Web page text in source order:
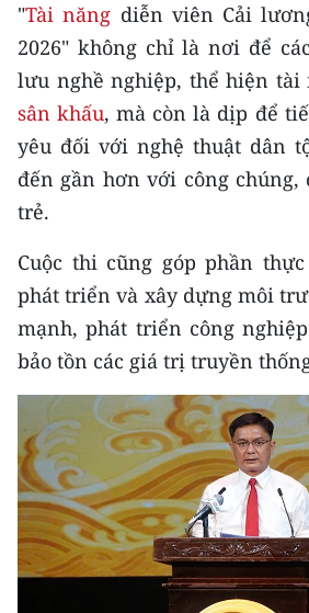
Đồng bằng sông Cửu Long
Chuyên trang Hà Nội
Chuyên trang TP. Hồ Chí Minh
CHUYÊN ĐỀ
CÁC CHUYÊN TRANG
VỀ BÁO NHÂN DÂN
THỜI NAY
NHÂN DÂN CUỐI TUẦN
NHÂN DÂN HẰNG THÁNG
MUA BÁO
ĐỌC BÁO IN
"Tài năng diễn viên Cải
2026" không chỉ là nơi để
lưu nghề nghiệp, thể hiện
sân khấu, mà còn là dịp để
yêu đối với nghệ thuật dân
đến gần hơn với công chúng,
trẻ.
Cuộc thi cũng góp phần
phát triển và xây dựng môi
mạnh, phát triển công
bảo tồn các giá trị truyền